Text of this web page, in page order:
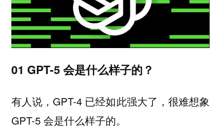
01 GPT-5 会是什么样子的？
有人说，GPT-4 已经如此强大了，很难想象
GPT-5 会是什么样子的。